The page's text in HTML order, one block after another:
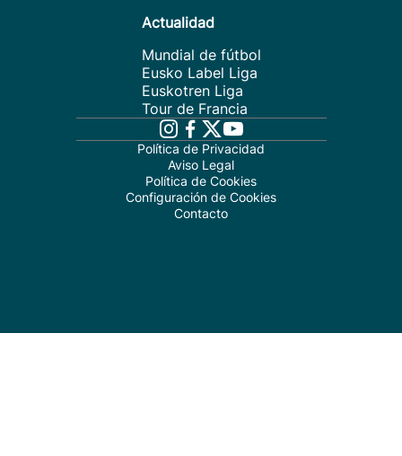
Actualidad
Mundial de fútbol
Eusko Label Liga
Euskotren Liga
Tour de Francia
Política de Privacidad
Aviso Legal
Política de Cookies
Configuración de Cookies
Contacto